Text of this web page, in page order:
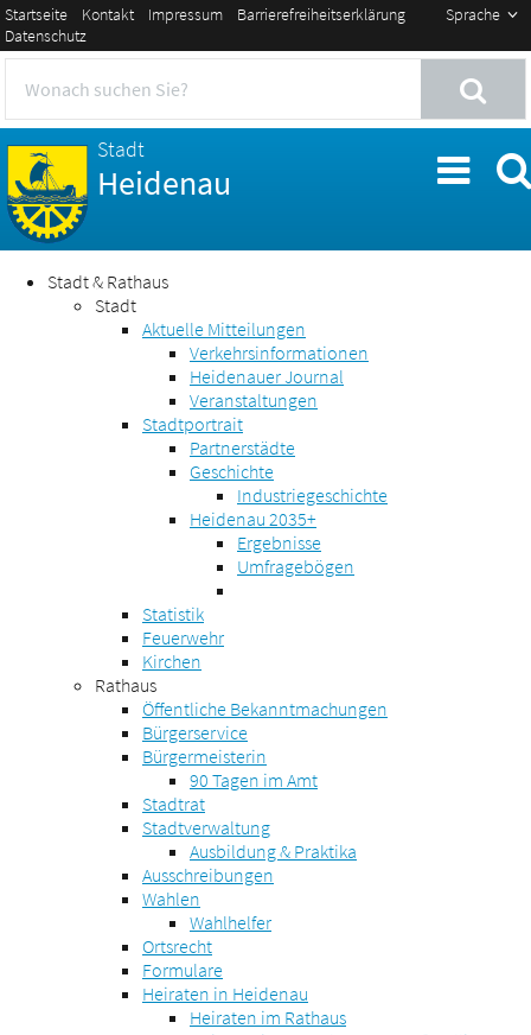
Sprache
Startseite Kontakt Impressum
Barrierefreiheitserklärung
Datenschutz
Stadt
Heidenau
Stadt & Rathaus
Stadt
Aktuelle Mitteilungen
Verkehrsinformationen
Heidenauer Journal
Veranstaltungen
Stadtportrait
Partnerstädte
Geschichte
Industriegeschichte
Heidenau 2035+
Ergebnisse
Umfragebögen
Statistik
Feuerwehr
Kirchen
Rathaus
Öffentliche Bekanntmachungen
Bürgerservice
Bürgermeisterin
90 Tagen im Amt
Stadtrat
Stadtverwaltung
Ausbildung & Praktika
Ausschreibungen
Wahlen
Wahlhelfer
Ortsrecht
Formulare
Heiraten in Heidenau
Heiraten im Rathaus